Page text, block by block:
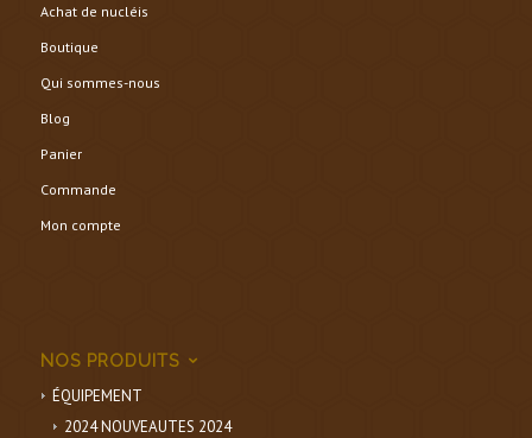
Achat de nucléis
Boutique
Qui sommes-nous
Blog
Panier
Commande
Mon compte
NOS PRODUITS
ÉQUIPEMENT
2024 NOUVEAUTES 2024